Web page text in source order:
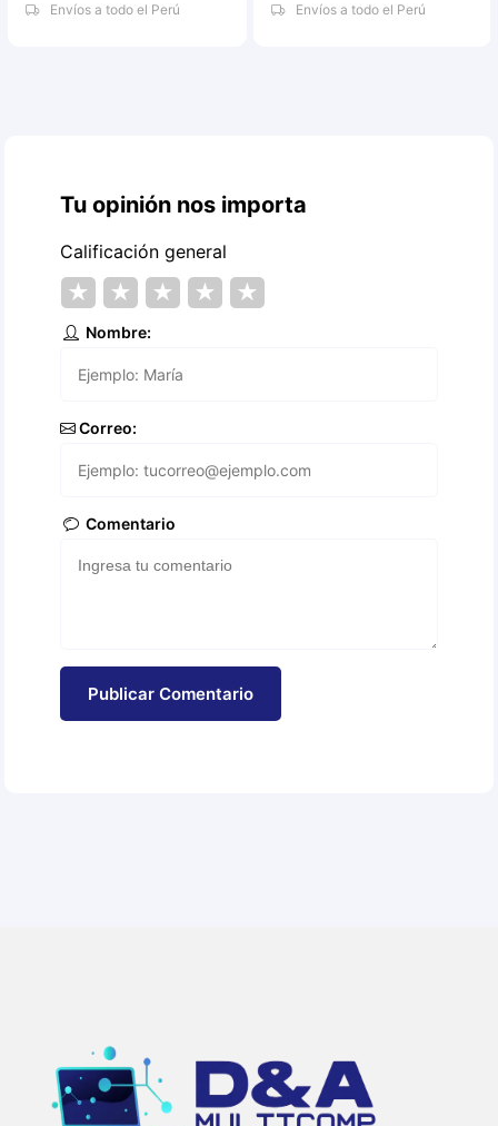
Envíos a todo el Perú
Envíos a todo el Perú
Tu opinión nos importa
Calificación general
★ ★ ★ ★ ★
Nombre:
Correo:
Comentario
Publicar Comentario